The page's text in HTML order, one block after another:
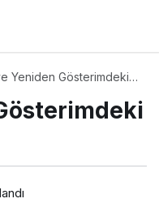
Yeniden Gösterimdeki